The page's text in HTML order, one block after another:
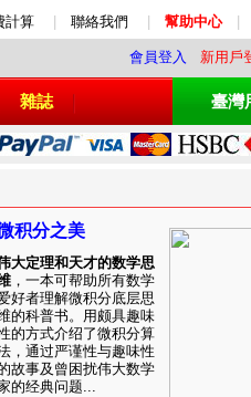
計算 聯絡我們 幫助中心
會員登入 新用戶
雜誌 臺灣
积分之美
大定理和天才的数学思
，一本可帮助所有数学
好者理解微积分底层思
的科普书。用颇具趣味
的方式介绍了微积分算
，通过严谨性与趣味性
故事及曾困扰伟大数学
的经典问题...